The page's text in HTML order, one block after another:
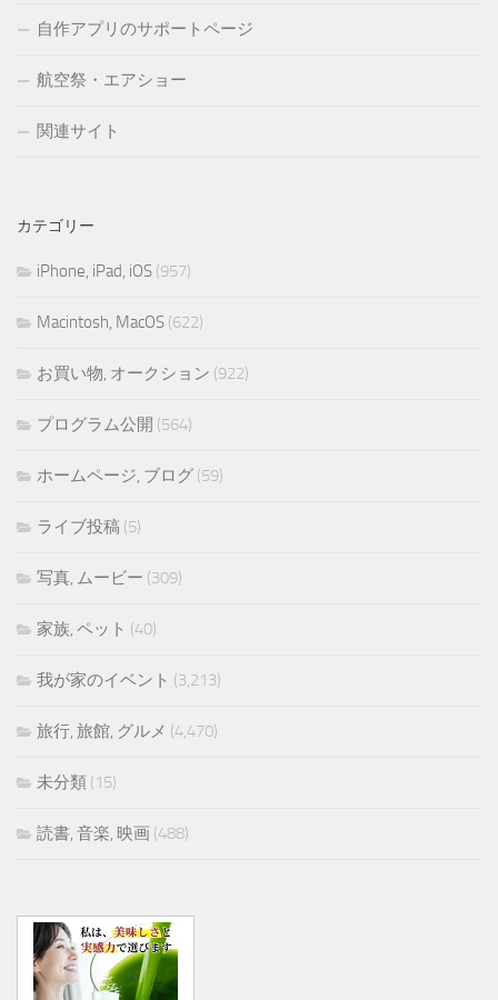
自作アプリのサポートページ
航空祭・エアショー
関連サイト
カテゴリー
iPhone, iPad, iOS (957)
Macintosh, MacOS (622)
お買い物, オークション (922)
プログラム公開 (564)
ホームページ, ブログ (59)
ライブ投稿 (5)
写真, ムービー (309)
家族, ペット (40)
我が家のイベント (3,213)
旅行, 旅館, グルメ (4,470)
未分類 (15)
読書, 音楽, 映画 (488)